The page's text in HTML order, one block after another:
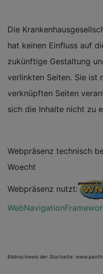
Die
hat keinen Einfluss auf
zukünftige Gestaltung
verlinkten Seiten. Sie ist
verknüpften Seiten
sich die Inhalte nicht zu
Webpräsenz technisch
Woecht
Webpräsenz nutzt:
Bildnachweis der Startseite: